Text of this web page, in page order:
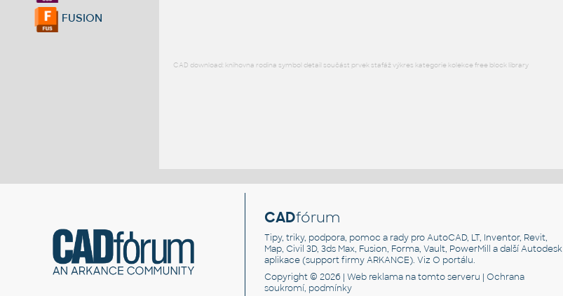
FUSION
CAD download: knihovna rodina symbol detail součást prvek stafáž výkres kategorie kolekce free block library
CADfórum
Tipy, triky, podpora, pomoc a rady pro AutoCAD, LT, Inventor, Revit,
Map, Civil 3D, 3ds Max, Fusion, Forma, Vault, PowerMill a další Autodesk
aplikace (support firmy ARKANCE). VizO portálu.
Copyright © 2026 |Web reklama na tomto serveru |Ochrana
soukromí, podmínky